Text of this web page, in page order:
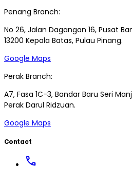
Penang Branch:
No 26, Jalan Dagangan 16, Pusat
13200 Kepala Batas, Pulau Pinang.
Google Maps
Perak Branch:
A7, Fasa 1C-3, Bandar Baru Seri
Perak Darul Ridzuan.
Google Maps
Contact
call